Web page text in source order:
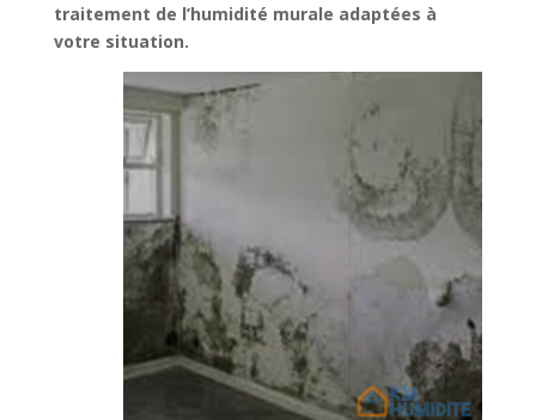
traitement de l’humidité murale adaptées à
votre situation.